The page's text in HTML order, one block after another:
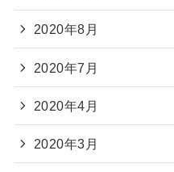
2020年8月
2020年7月
2020年4月
2020年3月